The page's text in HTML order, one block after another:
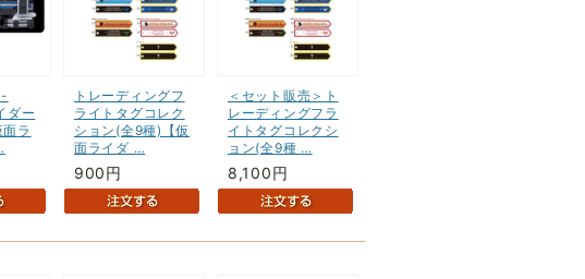
ダー
ラ
トレーディングフ
ライトタグコレク
ション(全9種)【仮
面ライダ …
900円
＜セット販売＞ト
レーディングフラ
イトタグコレクシ
ョン(全9種 …
8,100円